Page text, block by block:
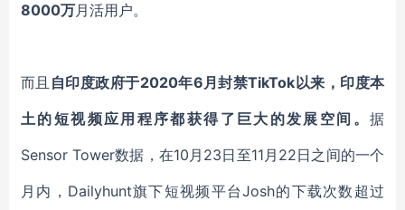
8000万月活用户。
而且 自印度政府于2020年6月封禁TikTok以来，印度本
土的短视频应用程序都获得了巨大的发展空间。 据
Sensor Tower数据，在10月23日至11月22日之间的一个
月内， Dailyhunt旗下短视频平台Josh的下载次数超过